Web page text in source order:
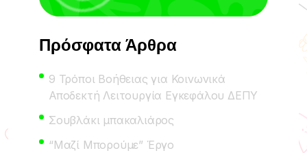
Πρόσφατα Άρθρα
9 Τρόποι Βοήθειας για Κοινωνικά
Αποδεκτή Λειτουργία Εγκεφάλου ΔΕΠΥ
Σουβλάκι μπακαλιάρος
“Μαζί Μπορούμε” Έργο